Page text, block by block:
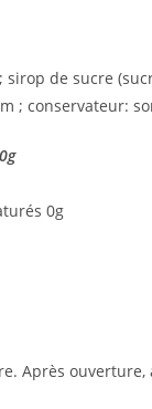
de sucre
; conservateur:
0g
Après